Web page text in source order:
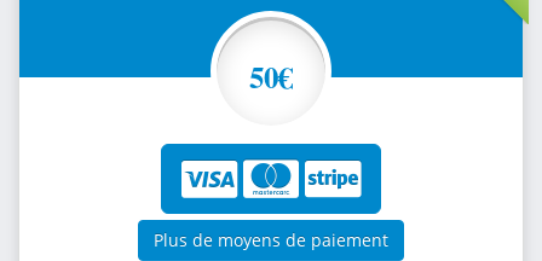
50€
Plus de moyens de paiement